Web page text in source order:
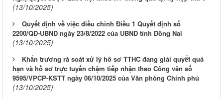
(13/10/2025)
Quyết định về việc điều chỉnh Điều 1 Quyết định số
2200/QĐ-UBND ngày 23/8/2022 của UBND tỉnh Đồng Nai
(13/10/2025)
Khẩn trương rà soát xử lý hồ sơ TTHC đang giải quyết quá
hạn và hồ sơ trực tuyến chậm tiếp nhận theo Công văn số
9595/VPCP-KSTT ngày 06/10/2025 của Văn phòng Chính phủ
(13/10/2025)